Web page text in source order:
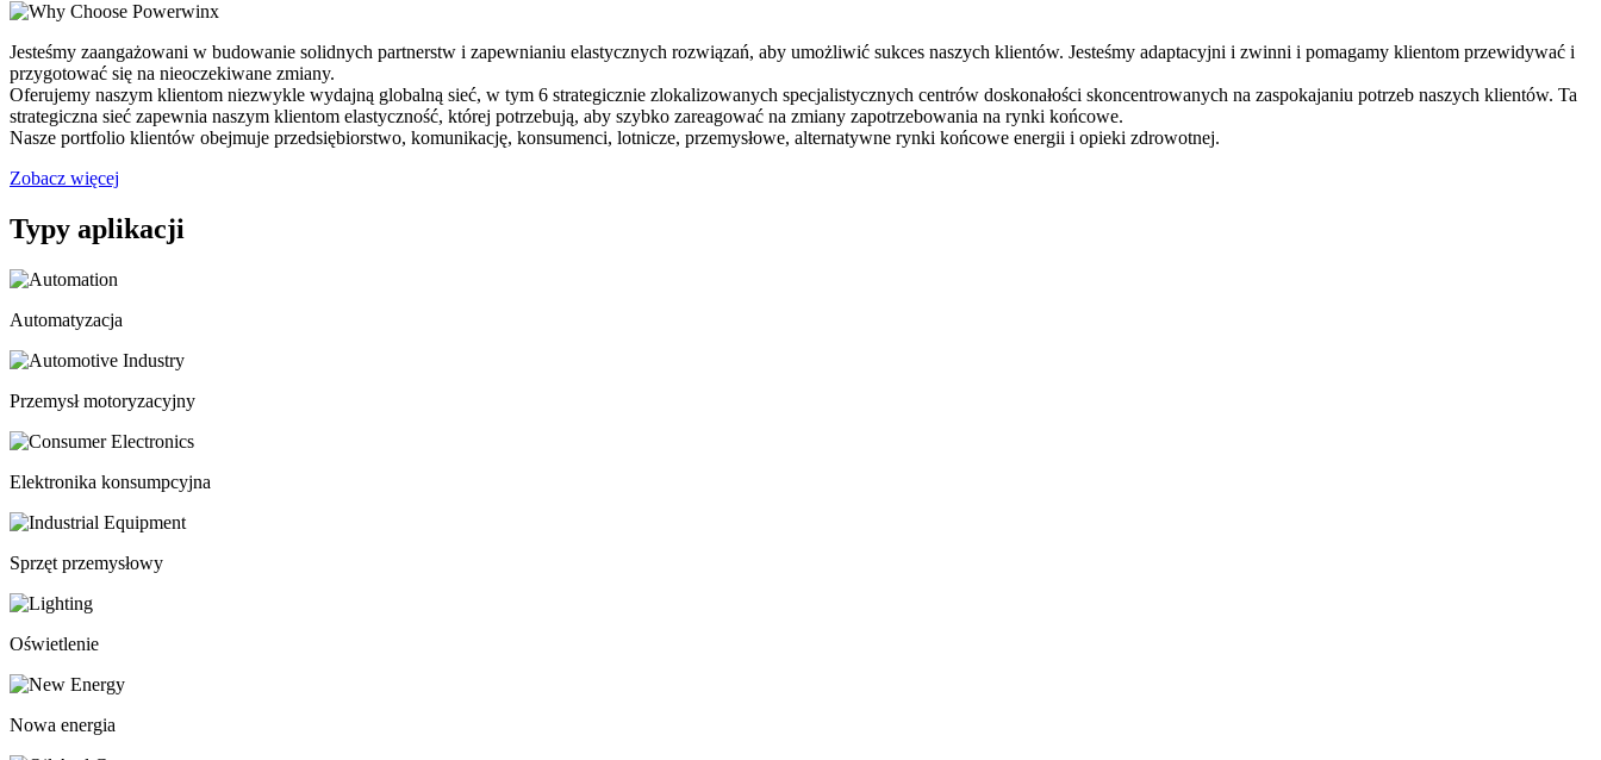
Jesteśmy zaangażowani w budowanie solidnych partnerstw i zapewnianiu elastycznych rozwiązań, aby umożliwić sukces naszych klientów. Jesteśmy adaptacyjni i zwinni i pomagamy klientom przewidywać i
przygotować się na nieoczekiwane zmiany.
Oferujemy naszym klientom niezwykle wydajną globalną sieć, w tym 6 strategicznie zlokalizowanych specjalistycznych centrów doskonałości skoncentrowanych na zaspokajaniu potrzeb naszych klientów. Ta
strategiczna sieć zapewnia naszym klientom elastyczność, której potrzebują, aby szybko zareagować na zmiany zapotrzebowania na rynki końcowe.
Nasze portfolio klientów obejmuje przedsiębiorstwo, komunikację, konsumenci, lotnicze, przemysłowe, alternatywne rynki końcowe energii i opieki zdrowotnej.
Zobacz więcej
Typy aplikacji
Automatyzacja
Przemysł motoryzacyjny
Elektronika konsumpcyjna
Sprzęt przemysłowy
Oświetlenie
Nowa energia